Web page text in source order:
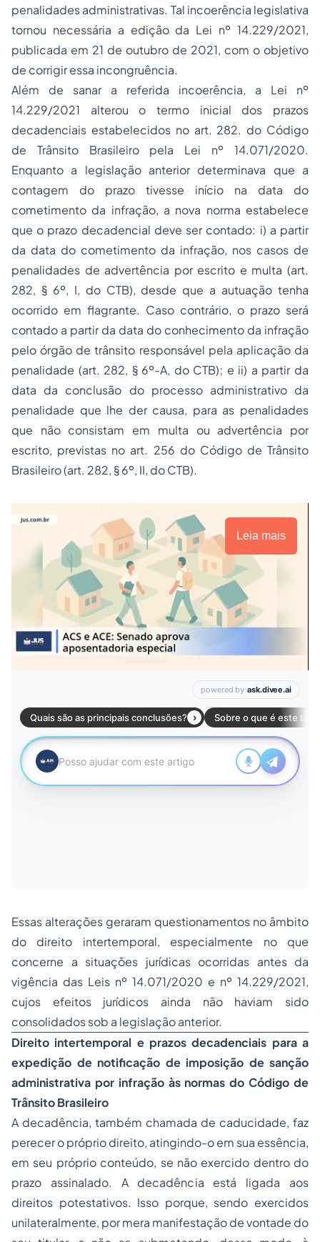
penalidades administrativas. Tal incoerência legislativa
tornou necessária a edição da Lei nº 14.229/2021,
publicada em 21 de outubro de 2021, com o objetivo
de corrigir essa incongruência.
Além de sanar a referida incoerência, a Lei nº
14.229/2021 alterou o termo inicial dos prazos
decadenciais estabelecidos no art. 282. do Código
de Trânsito Brasileiro pela Lei nº 14.071/2020.
Enquanto a legislação anterior determinava que a
contagem do prazo tivesse início na data do
cometimento da infração, a nova norma estabelece
que o prazo decadencial deve ser contado: i) a partir
da data do cometimento da infração, nos casos de
penalidades de advertência por escrito e multa (art.
282, § 6º, I, do CTB), desde que a autuação tenha
ocorrido em flagrante. Caso contrário, o prazo será
contado a partir da data do conhecimento da infração
pelo órgão de trânsito responsável pela aplicação da
penalidade (art. 282, § 6º-A, do CTB); e ii) a partir da
data da conclusão do processo administrativo da
penalidade que lhe der causa, para as penalidades
que não consistam em multa ou advertência por
escrito, previstas no art. 256 do Código de Trânsito
Brasileiro (art. 282, § 6º, II, do CTB).
Leia mais
Essas alterações geraram questionamentos no âmbito
do direito intertemporal, especialmente no que
concerne a situações jurídicas ocorridas antes da
vigência das Leis nº 14.071/2020 e nº 14.229/2021,
cujos efeitos jurídicos ainda não haviam sido
consolidados sob a legislação anterior.
Direito intertemporal e prazos decadenciais para a
expedição de notificação de imposição de sanção
administrativa por infração às normas do Código de
Trânsito Brasileiro
A decadência, também chamada de caducidade, faz
perecer o próprio direito, atingindo-o em sua essência,
em seu próprio conteúdo, se não exercido dentro do
prazo assinalado. A decadência está ligada aos
direitos potestativos. Isso porque, sendo exercidos
unilateralmente, por mera manifestação de vontade do